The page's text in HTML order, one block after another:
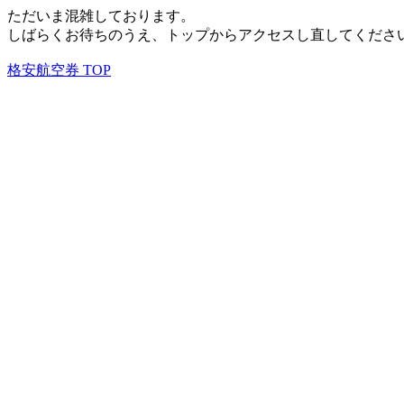
ただいま混雑しております。
しばらくお待ちのうえ、トップからアクセスし直してくださ
格安航空券 TOP